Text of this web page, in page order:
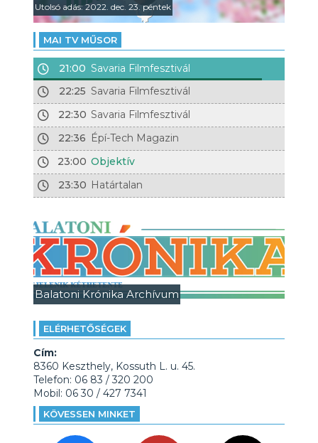
Utolsó adás: 2022. dec. 23. péntek
MAI TV MŰSOR
21:00 Savaria Filmfesztivál
22:25 Savaria Filmfesztivál
22:30 Savaria Filmfesztivál
22:36 Épí-Tech Magazin
23:00 Objektív
23:30 Határtalan
Balatoni Krónika Archívum
ELÉRHETŐSÉGEK
Cím:
8360 Keszthely, Kossuth L. u. 45.
Telefon: 06 83 / 320 200
Mobil: 06 30 / 427 7341
KÖVESSEN MINKET